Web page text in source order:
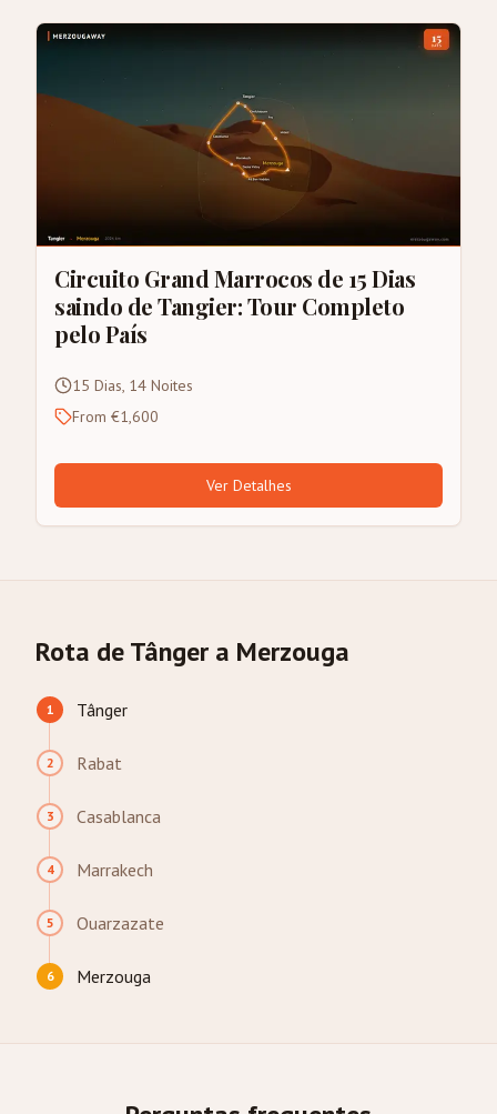
Circuito Grand Marrocos de 15 Dias
saindo de Tangier: Tour Completo
pelo País
15 Dias, 14 Noites
From €1,600
Ver Detalhes
Rota de Tânger a Merzouga
1 Tânger
2 Rabat
3 Casablanca
4 Marrakech
5 Ouarzazate
6 Merzouga